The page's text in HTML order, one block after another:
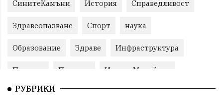
СинитеКамъни История Справедливост
Здравеопазване Спорт наука
Образование Здраве Инфраструктура
Пеевски Протест ИвелинМихайлов
Свобода
РУБРИКИ